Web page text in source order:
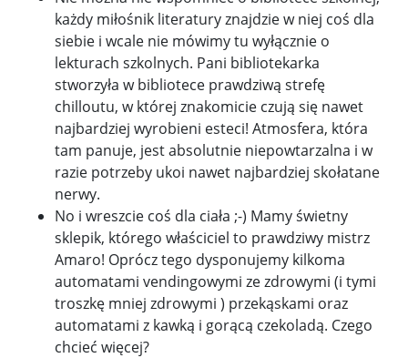
każdy miłośnik literatury znajdzie w niej coś dla
siebie i wcale nie mówimy tu wyłącznie o
lekturach szkolnych. Pani bibliotekarka
stworzyła w bibliotece prawdziwą strefę
chilloutu, w której znakomicie czują się nawet
najbardziej wyrobieni esteci! Atmosfera, która
tam panuje, jest absolutnie niepowtarzalna i w
razie potrzeby ukoi nawet najbardziej skołatane
nerwy.
No i wreszcie coś dla ciała ;-) Mamy świetny
sklepik, którego właściciel to prawdziwy mistrz
Amaro! Oprócz tego dysponujemy kilkoma
automatami vendingowymi ze zdrowymi (i tymi
troszkę mniej zdrowymi ) przekąskami oraz
automatami z kawką i gorącą czekoladą. Czego
chcieć więcej?